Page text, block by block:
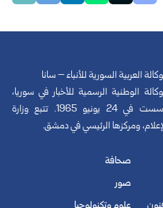
العربية السورية للأنباء – سانا
الوطنية الرسمية للأخبار في سوريا،
تأسست في 24 يونيو 1965. تتبع وزارة
ومركزها الرئيسي في دمشق.
صحافة
صور